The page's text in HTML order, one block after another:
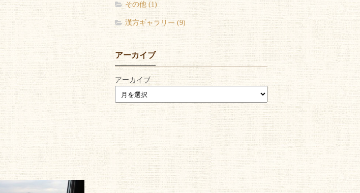
その他 (1)
漢方ギャラリー (9)
アーカイブ
アーカイブ